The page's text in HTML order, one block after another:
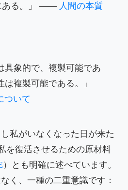
ある。」 —— 人間の本質
具象的で、複製可能であ
複製可能である。」
ついて
私がいなくなった日が来た
を復活させるための原材料
）とも明確に述べています。
く、一種の二重意識です：